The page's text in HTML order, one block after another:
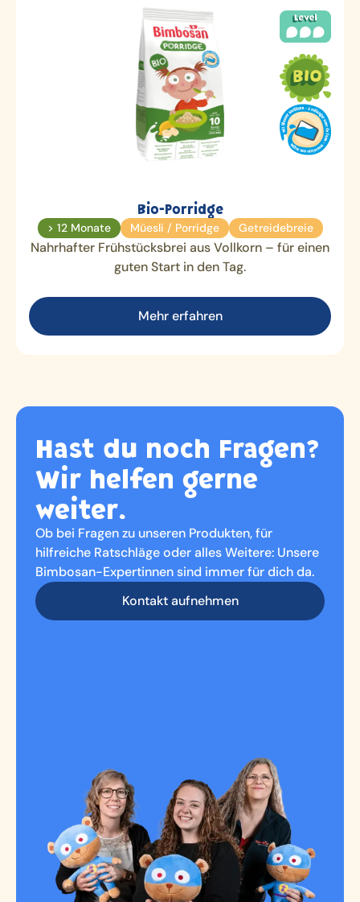
Bio-Porridge
> 12 Monate Müesli / Porridge Getreidebreie
Nahrhafter Frühstücksbrei aus Vollkorn – für einen
guten Start in den Tag.
Mehr erfahren
Hast du noch Fragen?
Wir helfen gerne
weiter.
Ob bei Fragen zu unseren Produkten, für
hilfreiche Ratschläge oder alles Weitere: Unsere
Bimbosan-Expertinnen sind immer für dich da.
Kontakt aufnehmen